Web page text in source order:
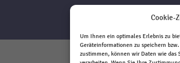
Cookie-
Um Ihnen ein optimales Erlebnis zu
Geräteinformationen zu speichern
zustimmen, können wir Daten wie das